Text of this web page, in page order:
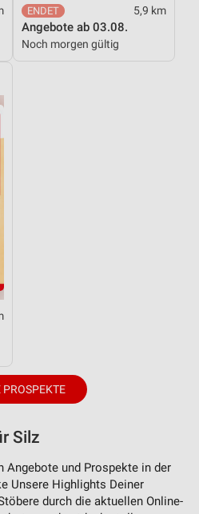
5,9 km
Angebote ab 03.08.
Noch morgen gültig
PROSPEKTE
Silz
Angebote und Prospekte in der
Unsere Highlights Deiner
durch die aktuellen Online-